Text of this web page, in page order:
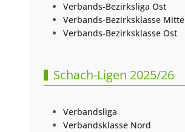
Verbands-Bezirksliga Ost
Verbands-Bezirksklasse Mitte
Verbands-Bezirksklasse Ost
Schach-Ligen 2025/26
Verbandsliga
Verbandsklasse Nord